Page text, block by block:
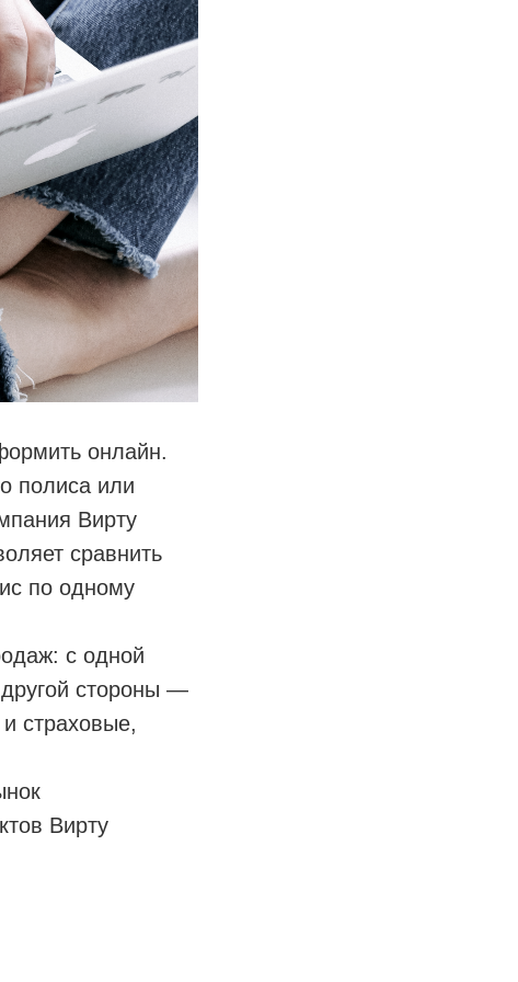
онлайн.
полиса или
Вирту
сравнить
по одному
с одной
стороны —
страховые,
Вирту